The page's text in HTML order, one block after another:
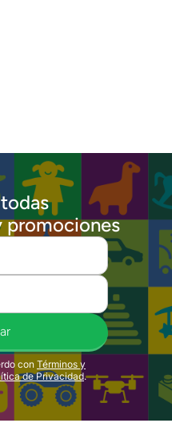
promociones
con Términos y
de Privacidad.